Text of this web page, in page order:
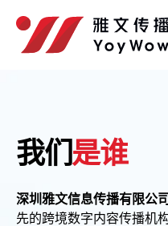
我们 是谁
深圳雅文信息传播有限公
先的跨境数字内容传播机